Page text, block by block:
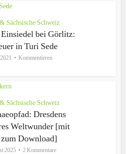
Sächsische Schweiz
bei Görlitz:
in Turi Sede
Kommentieren
Sächsische Schweiz
Dresdens
Weltwunder [mit
Download]
2025 2 Kommentare